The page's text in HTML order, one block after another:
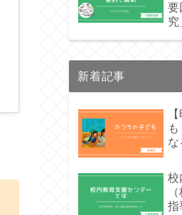
要
究
新着記事
な
校
指